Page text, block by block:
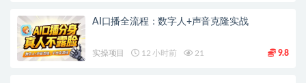
AI口播全流程：数字人+声音克隆实战
实操项目 12 小时前 21 9.8